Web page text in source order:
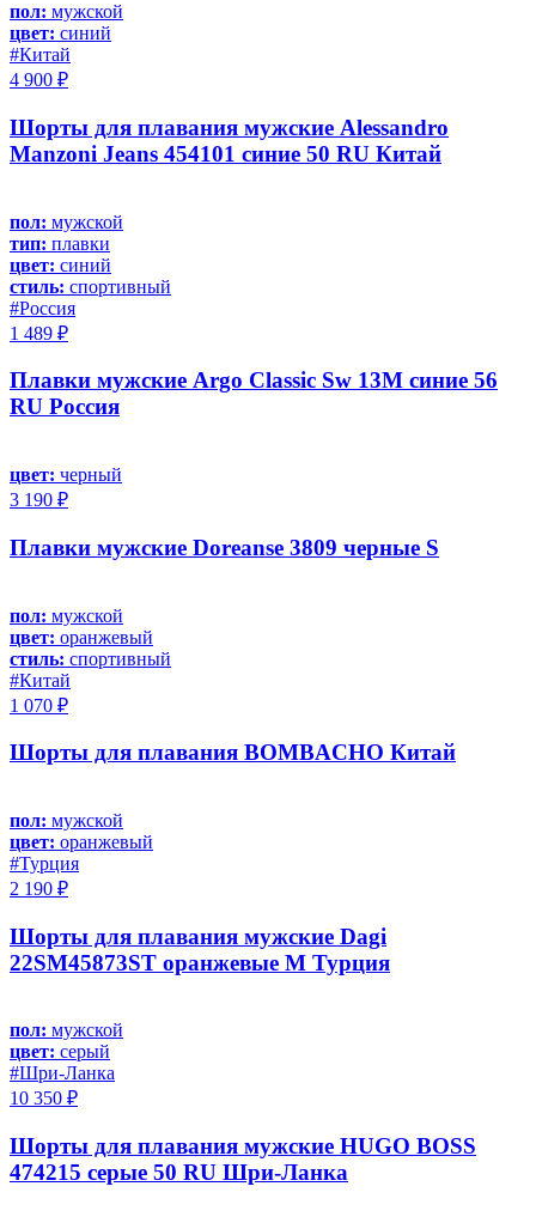
пол: мужской
цвет: синий
#Китай
4 900 ₽
Шорты для плавания мужские Alessandro
Manzoni Jeans 454101 синие 50 RU Китай
пол: мужской
тип: плавки
цвет: синий
стиль: спортивный
#Россия
1 489 ₽
Плавки мужские Argo Classic Sw 13M синие 56
RU Россия
цвет: черный
3 190 ₽
Плавки мужские Doreanse 3809 черные S
пол: мужской
цвет: оранжевый
стиль: спортивный
#Китай
1 070 ₽
Шорты для плавания BOMBACHO Китай
пол: мужской
цвет: оранжевый
#Турция
2 190 ₽
Шорты для плавания мужские Dagi
22SM45873ST оранжевые M Турция
пол: мужской
цвет: серый
#Шри-Ланка
10 350 ₽
Шорты для плавания мужские HUGO BOSS
474215 серые 50 RU Шри-Ланка